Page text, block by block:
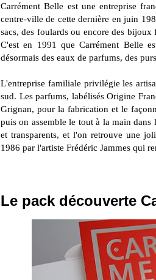
Carrément Belle est une entreprise
centre-ville de cette dernière en juin
sacs, des foulards ou encore des
C'est en 1991 que Carrément Belle
désormais des eaux de parfums, des
L'entreprise familiale privilégie les
sud. Les parfums, labélisés Origine
Grignan, pour la fabrication et le
puis on assemble le tout à la main
et transparents, et l'on retrouve une
1986 par l'artiste Frédéric Jammes qui
Le pack découverte